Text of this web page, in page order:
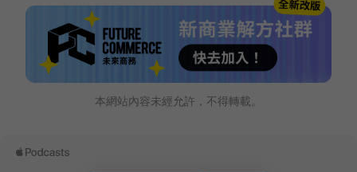
本網站內容未經允許，不得轉載。